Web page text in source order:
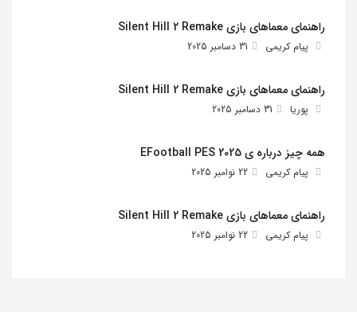
راهنمای معماهای بازی Silent Hill 2 Remake
پیام کریمی 31 دسامبر 2025
راهنمای معماهای بازی Silent Hill 2 Remake
پوریا 31 دسامبر 2025
همه چیز درباره ی EFootball PES 2025
پیام کریمی 22 نوامبر 2025
راهنمای معماهای بازی Silent Hill 2 Remake
پیام کریمی 22 نوامبر 2025